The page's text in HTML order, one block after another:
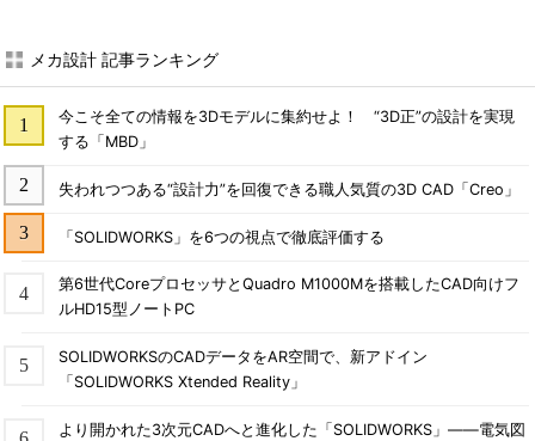
メカ設計 記事ランキング
今こそ全ての情報を3Dモデルに集約せよ！ “3D正”の設計を実現
する「MBD」
失われつつある“設計力”を回復できる職人気質の3D CAD「Creo」
「SOLIDWORKS」を6つの視点で徹底評価する
第6世代CoreプロセッサとQuadro M1000Mを搭載したCAD向けフ
ルHD15型ノートPC
SOLIDWORKSのCADデータをAR空間で、新アドイン
「SOLIDWORKS Xtended Reality」
より開かれた3次元CADへと進化した「SOLIDWORKS」――電気図